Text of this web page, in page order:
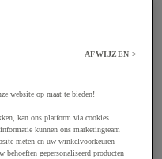
AFWIJZEN >
website op maat te bieden!
kan ons platform via cookies
kunnen ons marketingteam
meten en uw winkelvoorkeuren
gepersonaliseerd producten